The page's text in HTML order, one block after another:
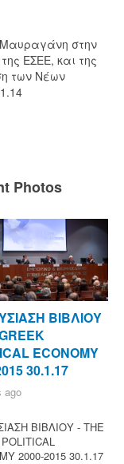
Μαυραγάνη στην
ΕΣΕΕ, και της
των Νέων
Photos
ΒΙΒΛΙΟΥ
ECONOMY
30.1.17
ago
ΒΙΒΛΙΟΥ - ΤΗΕ
2000-2015 30.1.17